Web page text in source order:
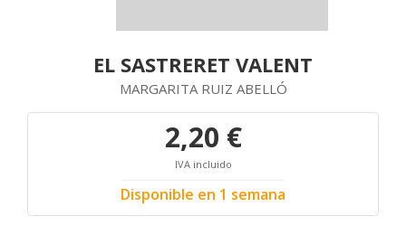
EL SASTRERET VALENT
MARGARITA RUIZ ABELLÓ
2,20 €
IVA incluido
Disponible en 1 semana